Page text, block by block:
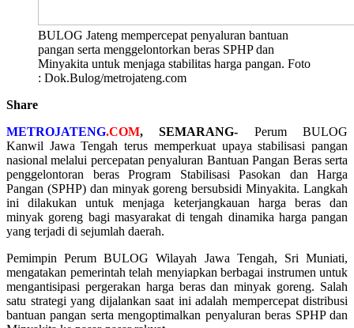
BULOG Jateng mempercepat penyaluran bantuan
pangan serta menggelontorkan beras SPHP dan
Minyakita untuk menjaga stabilitas harga pangan. Foto
: Dok.Bulog/metrojateng.com
Share
METROJATENG.COM, SEMARANG- Perum BULOG
Kanwil Jawa Tengah terus memperkuat upaya stabilisasi pangan
nasional melalui percepatan penyaluran Bantuan Pangan Beras serta
penggelontoran beras Program Stabilisasi Pasokan dan Harga
Pangan (SPHP) dan minyak goreng bersubsidi Minyakita. Langkah
ini dilakukan untuk menjaga keterjangkauan harga beras dan
minyak goreng bagi masyarakat di tengah dinamika harga pangan
yang terjadi di sejumlah daerah.
Pemimpin Perum BULOG Wilayah Jawa Tengah, Sri Muniati,
mengatakan pemerintah telah menyiapkan berbagai instrumen untuk
mengantisipasi pergerakan harga beras dan minyak goreng. Salah
satu strategi yang dijalankan saat ini adalah mempercepat distribusi
bantuan pangan serta mengoptimalkan penyaluran beras SPHP dan